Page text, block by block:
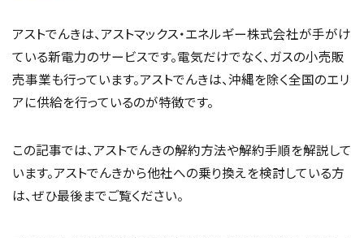
アストでんきは、アストマックス・エネルギー株式会社が手がけ
ている新電力のサービスです。電気だけでなく、ガスの小売販
売事業も行っています。アストでんきは、沖縄を除く全国のエリ
アに供給を行っているのが特徴です。
この記事では、アストでんきの解約方法や解約手順を解説して
います。アストでんきから他社への乗り換えを検討している方
は、ぜひ最後までご覧ください。